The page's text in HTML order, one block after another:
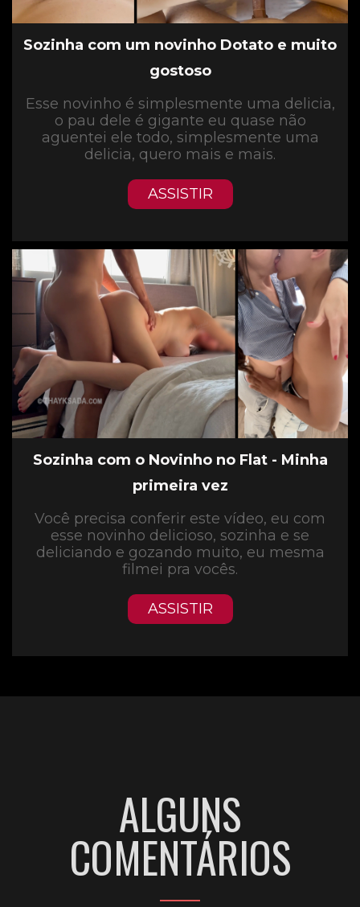
Sozinha com um novinho Dotato e muito
gostoso
Esse novinho é simplesmente uma delicia,
o pau dele é gigante eu quase não
aguentei ele todo, simplesmente uma
delicia, quero mais e mais.
ASSISTIR
Sozinha com o Novinho no Flat - Minha
primeira vez
Você precisa conferir este vídeo, eu com
esse novinho delicioso, sozinha e se
deliciando e gozando muito, eu mesma
filmei pra vocês.
ASSISTIR
ALGUNS
COMENTÁRIOS